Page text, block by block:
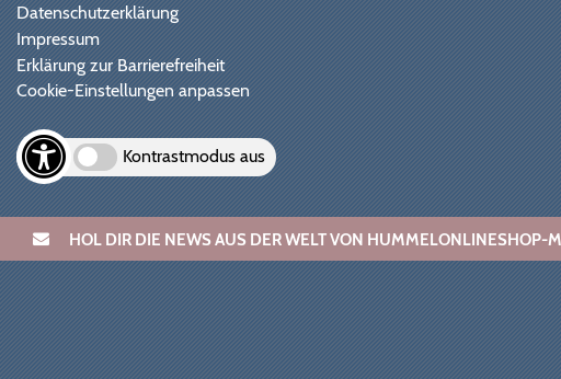
Datenschutzerklärung
Impressum
Erklärung zur Barrierefreiheit
Cookie-Einstellungen anpassen
Kontrastmodus aus
HOL DIR DIE NEWS AUS DER WELT VON HUMMELONLINESHOP-